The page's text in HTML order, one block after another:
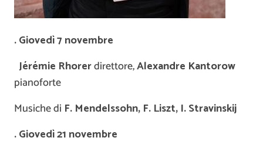
. Giovedì 7 novembre
Jérémie Rhorerdirettore,Alexandre Kantorow
pianoforte
Musiche di F. Mendelssohn, F. Liszt, I. Stravinskij
. Giovedì 21 novembre